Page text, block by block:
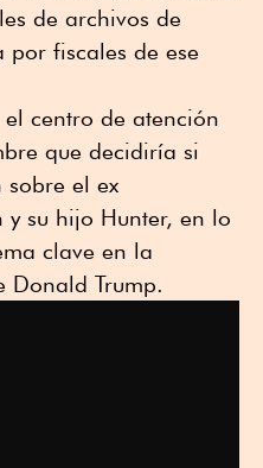
de archivos de
por fiscales de ese
el centro de atención
que decidiría si
el ex
y su hijo Hunter, en lo
clave en la
Donald Trump.